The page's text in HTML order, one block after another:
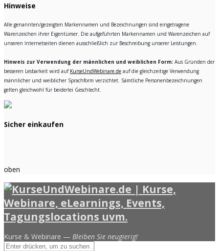
Hinweise
Alle genannten/gezeigten Markennamen und Bezeichnungen sind eingetragene
Warenzeichen ihrer Eigentümer. Die aufgeführten Markennamen und Warenzeichen auf
unseren Internetseiten dienen ausschließlich zur Beschreibung unserer Leistungen.
Hinweis zur Verwendung der männlichen und weiblichen Form: Aus Gründen der
besseren Lesbarkeit wird auf KurseUndWebinare.de auf die gleichzeitige Verwendung
männlicher und weiblicher Sprachform verzichtet. Sämtliche Personenbezeichnungen
gelten gleichwohl für beiderlei Geschlecht.
Sicher einkaufen
oben
Kurse & Webinare — Bleiben Sie neugierig!